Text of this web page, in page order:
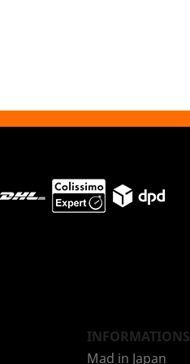
INFORMATIONS
Mad in Japan